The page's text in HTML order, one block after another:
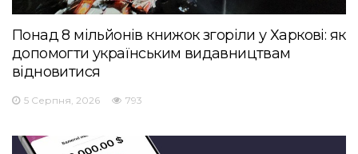
Понад 8 мільйонів книжок згоріли у Харкові: як
допомогти українським видавництвам
відновитися
5 Серпня, 2026 793